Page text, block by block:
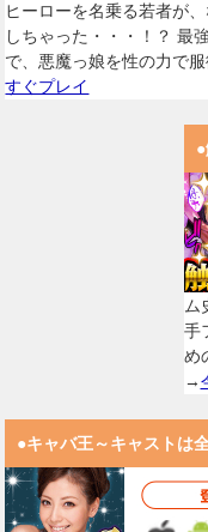
ヒーローを名乗る若者が
しちゃった・・・！？ 最
で、悪魔っ娘を性の力で
すぐプレイ
ム
手
め
→
●キャバ王～キャストは